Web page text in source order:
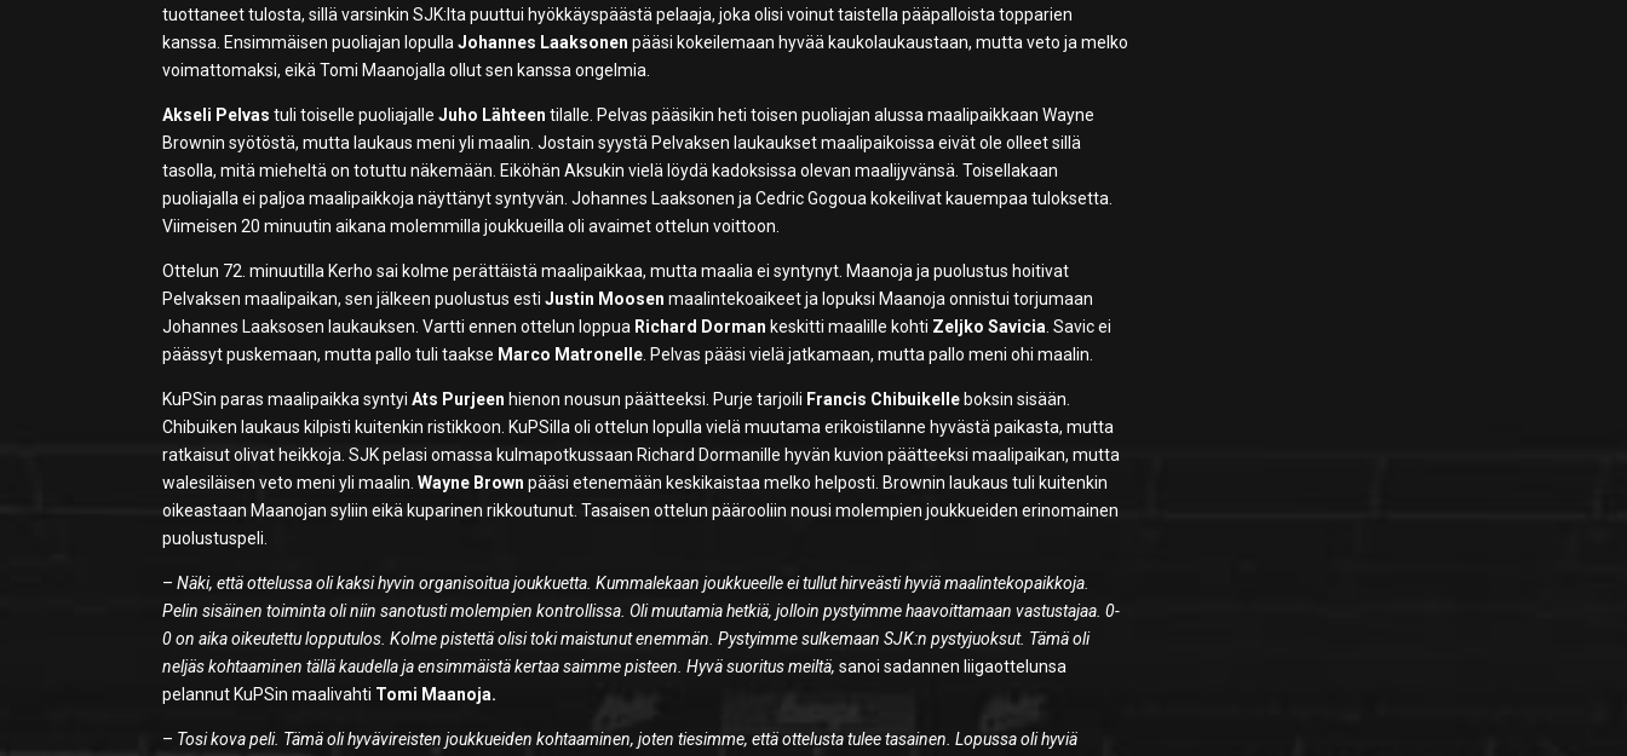
tuottaneet tulosta, sillä varsinkin SJK:lta puuttui hyökkäyspäästä pelaaja, joka olisi voinut taistella pääpalloista topparien
kanssa. Ensimmäisen puoliajan lopullaJohannes Laaksonen pääsi kokeilemaan hyvää kaukolaukaustaan, mutta veto ja melko
voimattomaksi, eikä Tomi Maanojalla ollut sen kanssa ongelmia.
Akseli Pelvas tuli toiselle puoliajalleJuho Lähteen tilalle. Pelvas pääsikin heti toisen puoliajan alussa maalipaikkaan Wayne
Brownin syötöstä, mutta laukaus meni yli maalin. Jostain syystä Pelvaksen laukaukset maalipaikoissa eivät ole olleet sillä
tasolla, mitä mieheltä on totuttu näkemään. Eiköhän Aksukin vielä löydä kadoksissa olevan maalijyvänsä. Toisellakaan
puoliajalla ei paljoa maalipaikkoja näyttänyt syntyvän. Johannes Laaksonen ja Cedric Gogoua kokeilivat kauempaa tuloksetta.
Viimeisen 20 minuutin aikana molemmilla joukkueilla oli avaimet ottelun voittoon.
Ottelun 72. minuutilla Kerho sai kolme perättäistä maalipaikkaa, mutta maalia ei syntynyt. Maanoja ja puolustus hoitivat
Pelvaksen maalipaikan, sen jälkeen puolustus estiJustin Moosen maalintekoaikeet ja lopuksi Maanoja onnistui torjumaan
Johannes Laaksosen laukauksen. Vartti ennen ottelun loppua Richard Dorman keskitti maalille kohti Zeljko Savicia. Savic ei
päässyt puskemaan, mutta pallo tuli taakse Marco Matronelle. Pelvas pääsi vielä jatkamaan, mutta pallo meni ohi maalin.
KuPSin paras maalipaikka syntyiAts Purjeen hienon nousun päätteeksi. Purje tarjoili Francis Chibuikelle boksin sisään.
Chibuiken laukaus kilpisti kuitenkin ristikkoon. KuPSilla oli ottelun lopulla vielä muutama erikoistilanne hyvästä paikasta, mutta
ratkaisut olivat heikkoja. SJK pelasi omassa kulmapotkussaan Richard Dormanille hyvän kuvion päätteeksi maalipaikan, mutta
walesiläisen veto meni yli maalin.Wayne Brown pääsi etenemään keskikaistaa melko helposti. Brownin laukaus tuli kuitenkin
oikeastaan Maanojan syliin eikä kuparinen rikkoutunut. Tasaisen ottelun päärooliin nousi molempien joukkueiden erinomainen
puolustuspeli.
–Näki, että ottelussa oli kaksi hyvin organisoitua joukkuetta. Kummalekaan joukkueelle ei tullut hirveästi hyviä maalintekopaikkoja.
Pelin sisäinen toiminta oli niin sanotusti molempien kontrollissa. Oli muutamia hetkiä, jolloin pystyimme haavoittamaan vastustajaa. 0-
0 on aika oikeutettu lopputulos. Kolme pistettä olisi toki maistunut enemmän. Pystyimme sulkemaan SJK:n pystyjuoksut. Tämä oli
neljäs kohtaaminen tällä kaudella ja ensimmäistä kertaa saimme pisteen. Hyvä suoritus meiltä, sanoi sadannen liigaottelunsa
pelannut KuPSin maalivahti Tomi Maanoja.
– Tosi kova peli. Tämä oli hyvävireisten joukkueiden kohtaaminen, joten tiesimme, että ottelusta tulee tasainen. Lopussa oli hyviä